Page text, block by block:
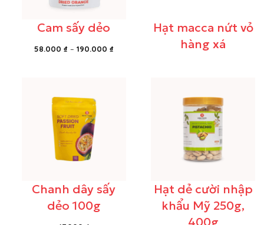
Cam sấy dẻo
58.000 ₫ – 190.000 ₫Khoảng
Hạt macca nứt vỏ
hàng xá
Chanh dây sấy
dẻo 100g
Hạt dẻ cười nhập
khẩu Mỹ 250g,